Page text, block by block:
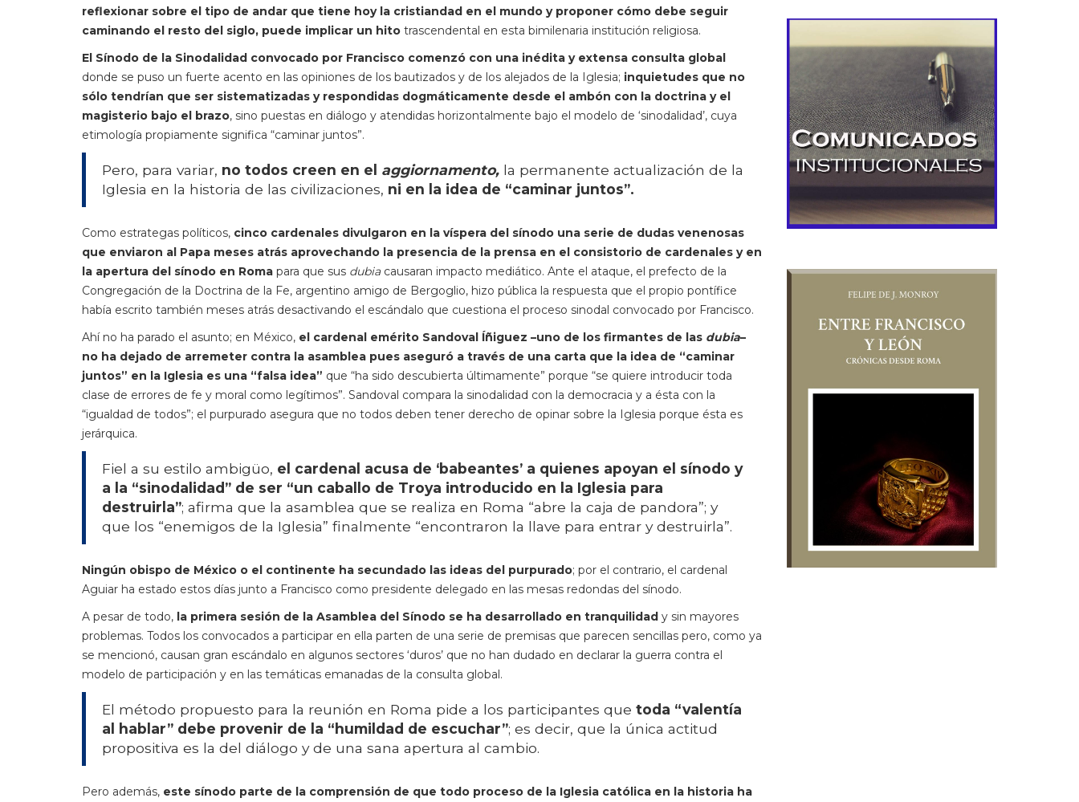
reflexionar sobre el tipo de andar que tiene hoy la cristiandad en el mundo y proponer cómo debe seguir
caminando el resto del siglo, puede implicar un hito trascendental en esta bimilenaria institución religiosa.
El Sínodo de la Sinodalidad convocado por Francisco comenzó con una inédita y extensa consulta global
donde se puso un fuerte acento en las opiniones de los bautizados y de los alejados de la Iglesia; inquietudes que no
sólo tendrían que ser sistematizadas y respondidas dogmáticamente desde el ambón con la doctrina y el
magisterio bajo el brazo, sino puestas en diálogo y atendidas horizontalmente bajo el modelo de ‘sinodalidad’, cuya
etimología propiamente significa “caminar juntos”.
Pero, para variar, no todos creen en el aggiornamento, la permanente actualización de la
Iglesia en la historia de las civilizaciones, ni en la idea de “caminar juntos”.
Como estrategas políticos, cinco cardenales divulgaron en la víspera del sínodo una serie de dudas venenosas
que enviaron al Papa meses atrás aprovechando la presencia de la prensa en el consistorio de cardenales y en
la apertura del sínodo en Roma para que sus dubia causaran impacto mediático. Ante el ataque, el prefecto de la
Congregación de la Doctrina de la Fe, argentino amigo de Bergoglio, hizo pública la respuesta que el propio pontífice
había escrito también meses atrás desactivando el escándalo que cuestiona el proceso sinodal convocado por Francisco.
Ahí no ha parado el asunto; en México, el cardenal emérito Sandoval Íñiguez –uno de los firmantes de las dubia–
no ha dejado de arremeter contra la asamblea pues aseguró a través de una carta que la idea de “caminar
juntos” en la Iglesia es una “falsa idea” que “ha sido descubierta últimamente” porque “se quiere introducir toda
clase de errores de fe y moral como legítimos”. Sandoval compara la sinodalidad con la democracia y a ésta con la
“igualdad de todos”; el purpurado asegura que no todos deben tener derecho de opinar sobre la Iglesia porque ésta es
jerárquica.
Fiel a su estilo ambigüo, el cardenal acusa de ‘babeantes’ a quienes apoyan el sínodo y
a la “sinodalidad” de ser “un caballo de Troya introducido en la Iglesia para
destruirla”; afirma que la asamblea que se realiza en Roma “abre la caja de pandora”; y
que los “enemigos de la Iglesia” finalmente “encontraron la llave para entrar y destruirla”.
Ningún obispo de México o el continente ha secundado las ideas del purpurado; por el contrario, el cardenal
Aguiar ha estado estos días junto a Francisco como presidente delegado en las mesas redondas del sínodo.
A pesar de todo, la primera sesión de la Asamblea del Sínodo se ha desarrollado en tranquilidad y sin mayores
problemas. Todos los convocados a participar en ella parten de una serie de premisas que parecen sencillas pero, como ya
se mencionó, causan gran escándalo en algunos sectores ‘duros’ que no han dudado en declarar la guerra contra el
modelo de participación y en las temáticas emanadas de la consulta global.
El método propuesto para la reunión en Roma pide a los participantes que toda “valentía
al hablar” debe provenir de la “humildad de escuchar”; es decir, que la única actitud
propositiva es la del diálogo y de una sana apertura al cambio.
Pero además, este sínodo parte de la comprensión de que todo proceso de la Iglesia católica en la historia ha